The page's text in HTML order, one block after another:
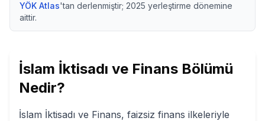
YÖK Atlas'tan derlenmiştir; 2025 yerleştirme dönemine
aittir.
İslam İktisadı ve Finans Bölümü
Nedir?
İslam İktisadı ve Finans, faizsiz finans ilkeleriyle